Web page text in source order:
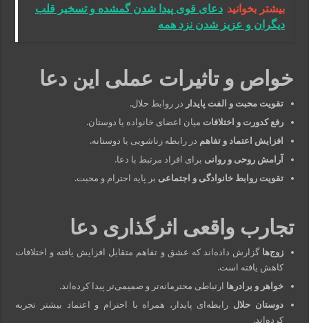
بیشتر بخوانید دعای قوی پیدا شدن گمشده و تسخیر قلب
دیگران و عزیز شدن نزد همه
خواص و تاثیرات عملی این دعا
تقویت محبت و الفت پایدار در روابط حلال.
رفع کدورت و اختلافات میان اعضای خانواده یا دوستان.
افزایش اعتماد و تفاهم در رابطه زناشویی یا دوستانه.
آرامش روحی و روانی برای افراد مرتبط با دعا.
تقویت روابط خانوادگی و اجتماعی بر پایه احترام و محبت.
تجارب واقعی اثرگذاری دعا
زوج‌ها گزارش داده‌اند که عشق و تفاهم متقابل افزایش یافته و اختلافات
کاهش یافته است.
خواهر و برادرها ارتباطی محترمانه‌تر و صمیمی‌تر پیدا کرده‌اند.
دوستان حلال رابطه‌ای پایدار، همراه با احترام و اعتماد بیشتر تجربه
کرده‌اند.